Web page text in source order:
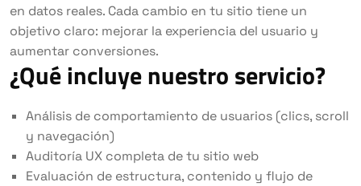
en datos reales. Cada cambio en tu sitio tiene un
objetivo claro: mejorar la experiencia del usuario y
aumentar conversiones.
¿Qué incluye nuestro servicio?
Análisis de comportamiento de usuarios (clics, scroll
y navegación)
Auditoría UX completa de tu sitio web
Evaluación de estructura, contenido y flujo de